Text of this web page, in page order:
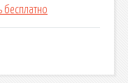
бесплатно